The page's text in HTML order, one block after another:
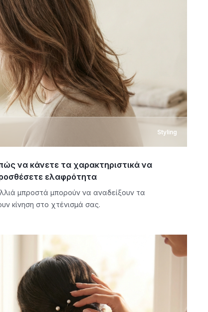
Styling
να κάνετε τα χαρακτηριστικά να
ελαφρότητα
μπροστά μπορούν να αναδείξουν τα
κίνηση στο χτένισμά σας.